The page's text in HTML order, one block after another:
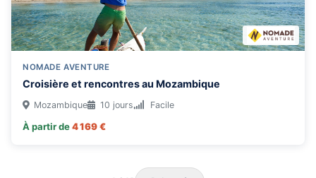
NOMADE AVENTURE
Croisière et rencontres au Mozambique
Mozambique 10 jours Facile
À partir de4 169 €